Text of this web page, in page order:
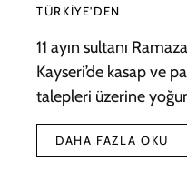
TÜRKIYE'DEN
11 ayın sultanı
Kayseri’de kasap ve
talepleri üzerine
DAHA FAZLA OKU